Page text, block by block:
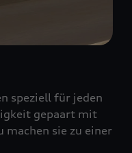
speziell für jeden
gepaart mit
machen sie zu einer